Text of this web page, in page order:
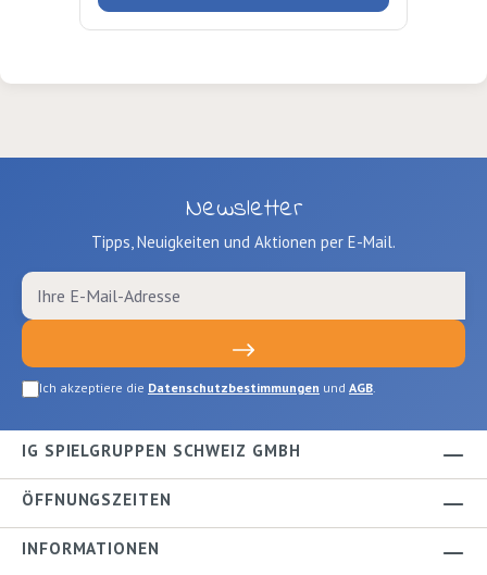
Newsletter
Tipps, Neuigkeiten und Aktionen per E-Mail.
Ich akzeptiere die Datenschutzbestimmungen und AGB.
IG SPIELGRUPPEN SCHWEIZ GMBH
ÖFFNUNGSZEITEN
INFORMATIONEN